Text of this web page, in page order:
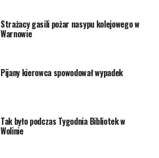
Strażacy gasili pożar nasypu kolejowego w
Warnowie
Pijany kierowca spowodował wypadek
Tak było podczas Tygodnia Bibliotek w
Wolinie